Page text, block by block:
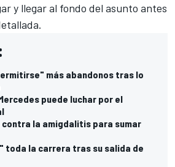
y llegar al fondo del asunto antes
más abandonos tras lo
puede luchar por el
la amigdalitis para sumar
toda la carrera tras su salida de